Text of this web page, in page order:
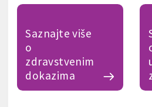
Saznajte više
o
zdravstvenim
dokazima